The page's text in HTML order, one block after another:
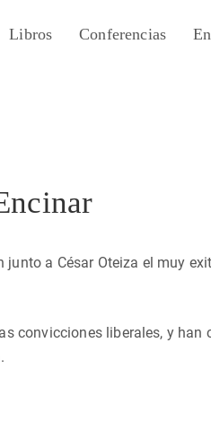
Libros Conferencias
a César Oteiza el muy
convicciones liberales, y